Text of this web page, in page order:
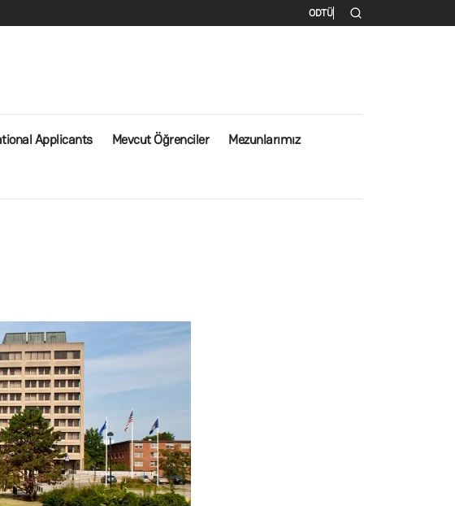
İkincil menü
ODTÜ
Applicants Mevcut Öğrenciler
Mezunlarımız